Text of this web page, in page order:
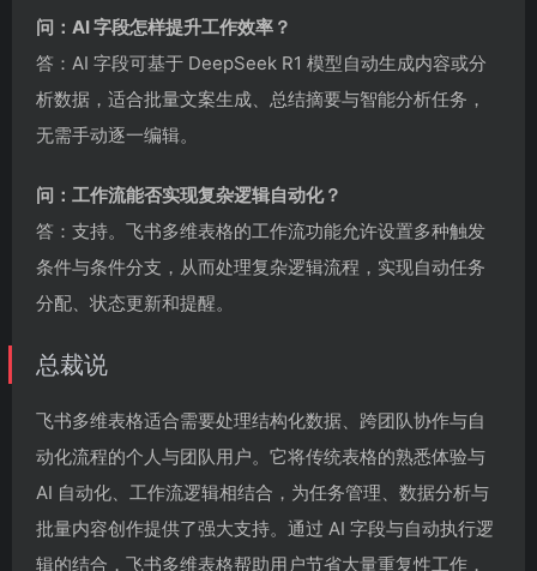
问：AI 字段怎样提升工作效率？
答：AI 字段可基于 DeepSeek R1 模型自动生成内容或分
析数据，适合批量文案生成、总结摘要与智能分析任务，
无需手动逐一编辑。
问：工作流能否实现复杂逻辑自动化？
答：支持。飞书多维表格的工作流功能允许设置多种触发
条件与条件分支，从而处理复杂逻辑流程，实现自动任务
分配、状态更新和提醒。
总裁说
飞书多维表格适合需要处理结构化数据、跨团队协作与自
动化流程的个人与团队用户。它将传统表格的熟悉体验与
AI 自动化、工作流逻辑相结合，为任务管理、数据分析与
批量内容创作提供了强大支持。通过 AI 字段与自动执行逻
辑的结合，飞书多维表格帮助用户节省大量重复性工作，